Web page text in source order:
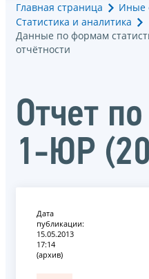
Главная страница
Иные
Статистика и аналитика
Данные по формам
отчётности
Отчет
1-ЮР
Дата
публикации:
15.05.2013
17:14
(архив)